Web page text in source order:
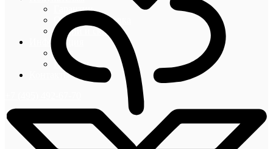
Гарантии
Оплата и доставка
Акции и скидки
Информация
Блог
Новости
Контакты